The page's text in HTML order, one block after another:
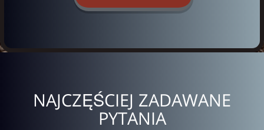
NAJCZĘŚCIEJ ZADAWANE
PYTANIA